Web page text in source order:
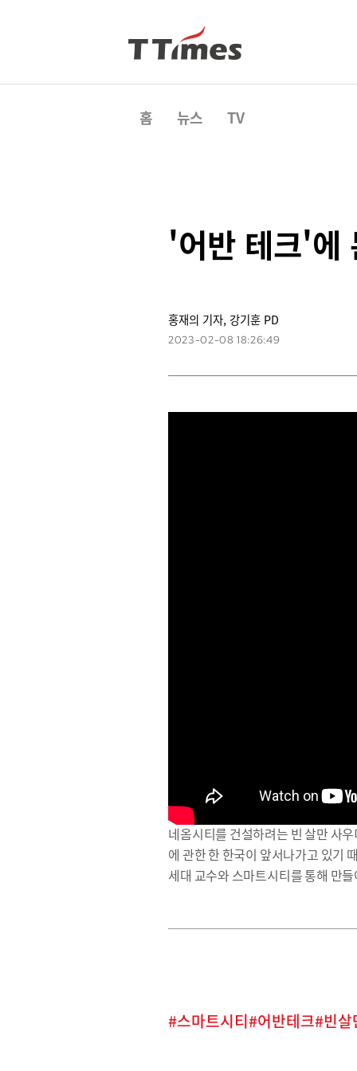
홈 뉴스 TV
'어반 테크'에
네옴시티를 건설하려는 빈 살만 사
에 관한 한 한국이 앞서나가고 있기
세대 교수와 스마트시티를 통해 만
홍재의 기자, 강기훈 PD
2023-02-08 18:26:49
스마트시티 어반테크 빈살